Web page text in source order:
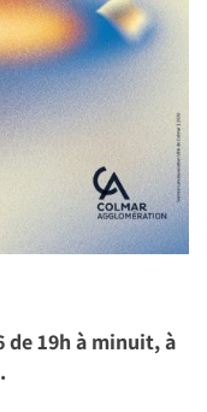
de 19h à minuit, à